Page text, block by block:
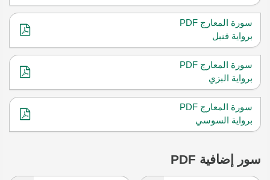
سورة المعارج PDF
برواية قنبل
سورة المعارج PDF
برواية البزي
سورة المعارج PDF
برواية السوسي
سور إضافية PDF